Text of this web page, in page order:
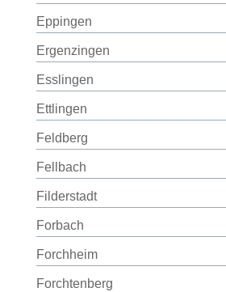
Eppingen
Ergenzingen
Esslingen
Ettlingen
Feldberg
Fellbach
Filderstadt
Forbach
Forchheim
Forchtenberg